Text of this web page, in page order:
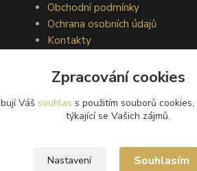
Obchodní podmínky
Ochrana osobních údajů
Kontakty
Zpracování cookies
Váš souhlas s použitím souborů
týkající se Vašich zájmů.
Nastavení Souhlasím